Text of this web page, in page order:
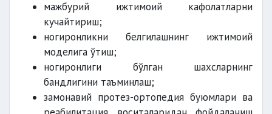
мажбурий ижтимоий кафолатларни
кучайтириш;
ногиронликни белгилашнинг ижтимоий
моделига ўтиш;
ногиронлиги бўлган шахсларнинг
бандлигини таъминлаш;
замонавий протез-ортопедия буюмлари ва